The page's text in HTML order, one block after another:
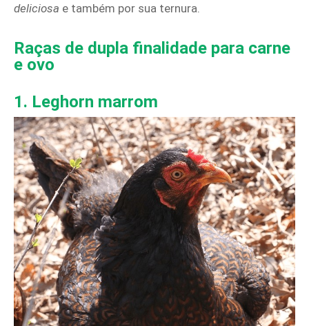
deliciosa e também por sua ternura.
Raças de dupla finalidade para carne
e ovo
1. Leghorn marrom